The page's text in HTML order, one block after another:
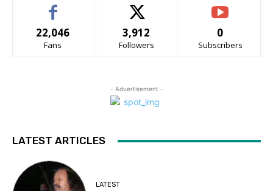
22,046
Fans
3,912
Followers
0
Subscribers
- Advertisement -
LATEST ARTICLES
LATEST